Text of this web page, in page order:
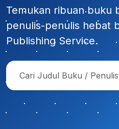
Temukan ribuan buku
penulis-penulis hebat
Publishing Service.